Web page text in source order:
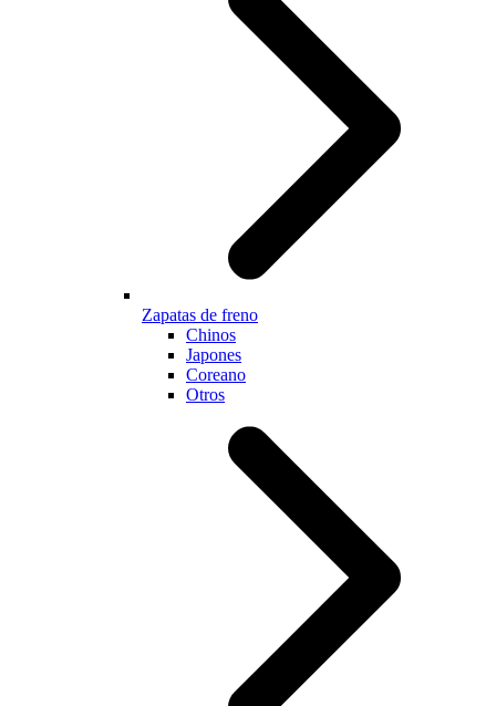
Zapatas de freno
Chinos
Japones
Coreano
Otros